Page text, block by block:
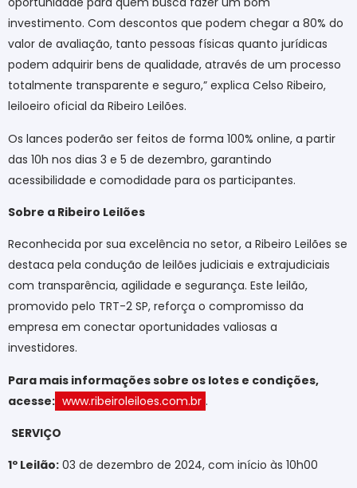
investimento. Com descontos que podem chegar a 80% do
valor de avaliação, tanto pessoas físicas quanto jurídicas
podem adquirir bens de qualidade, através de um processo
totalmente transparente e seguro,” explica Celso Ribeiro,
leiloeiro oficial da Ribeiro Leilões.
Os lances poderão ser feitos de forma 100% online, a partir
das 10h nos dias 3 e 5 de dezembro, garantindo
acessibilidade e comodidade para os participantes.
Sobre a Ribeiro Leilões
Reconhecida por sua excelência no setor, a Ribeiro Leilões se
destaca pela condução de leilões judiciais e extrajudiciais
com transparência, agilidade e segurança. Este leilão,
promovido pelo TRT-2 SP, reforça o compromisso da
empresa em conectar oportunidades valiosas a
investidores.
Para mais informações sobre os lotes e condições,
acesse: www.ribeiroleiloes.com.br .
SERVIÇO
1º Leilão: 03 de dezembro de 2024, com início às 10h00